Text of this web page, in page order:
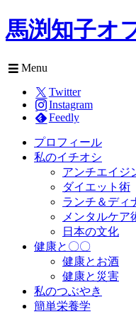
馬渕知子オ
Menu
Twitter
Instagram
Feedly
プロフィール
私のイチオシ
アンチエイジ
ダイエット術
ランチ＆ディ
メンタルケア
日本の文化
健康と〇〇
健康とお酒
健康と災害
私のつぶやき
簡単栄養学